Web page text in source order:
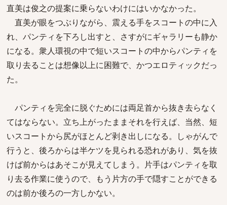
直美は俊之の提案に乗らないわけにはいかなかった。
直美が眼をつぶりながら、震える手をスコートの中に入
れ、パンティを下ろし出すと、さすがにギャラリーも静か
になる。衆人環視の中で短いスコートの中からパンティを
取り去ることは想像以上に困難で、かつエロティックだっ
た。
パンティを完全に脱ぐためには両足首から抜き去らなく
てはならない。立ち上がったままそれを行えば、当然、短
いスコートから尻がほとんど剥き出しになる。しゃがんで
行うと、後ろからは半ケツを見られる恐れがあり、気を抜
けば前からはあそこが見えてしまう。片手はパンティを取
り去る作業に使うので、もう片方の手で隠すことができる
のは前か後ろの一方しかない。